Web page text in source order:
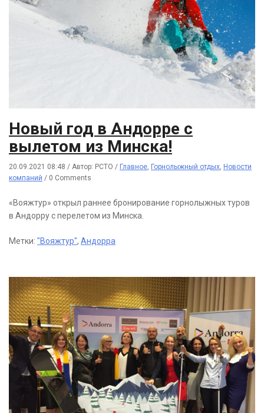
Новый год в Андорре с
вылетом из Минска!
20.09.2021 08:48 / Автор: РСТО / Главное Горнолыжный отдых Новости
компаний / 0 Comments
«Вояжтур» открыл раннее бронирование горнолыжных туров
в Андорру с перелетом из Минска.
Метки: "Вояжтур", Андорра